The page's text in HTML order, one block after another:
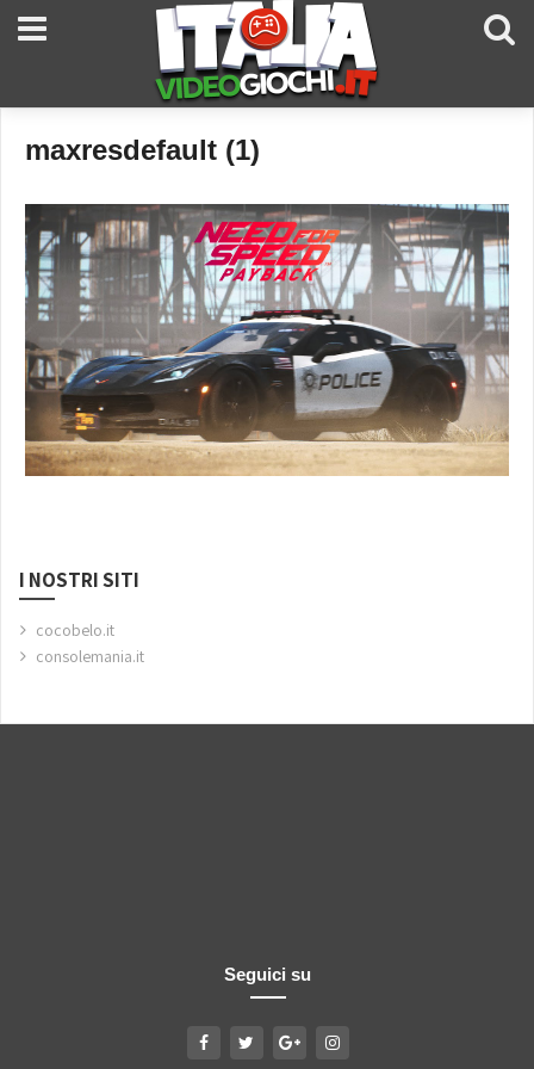
maxresdefault (1)
I NOSTRI SITI
cocobelo.it
consolemania.it
Seguici su